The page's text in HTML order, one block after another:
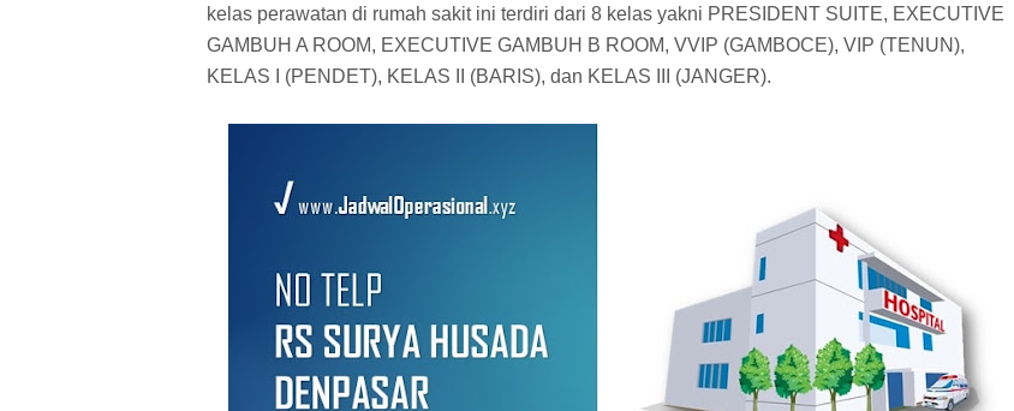
kelas perawatan di rumah sakit ini terdiri dari 8 kelas yakni PRESIDENT SUITE, EXECUTIVE
GAMBUH A ROOM, EXECUTIVE GAMBUH B ROOM, VVIP (GAMBOCE), VIP (TENUN),
KELAS I (PENDET), KELAS II (BARIS), dan KELAS III (JANGER).